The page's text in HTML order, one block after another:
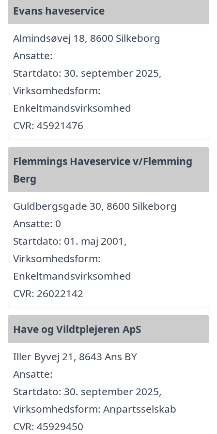
Evans haveservice
Almindsøvej 18, 8600 Silkeborg
Ansatte:
Startdato: 30. september 2025,
Virksomhedsform:
Enkeltmandsvirksomhed
CVR: 45921476
Flemmings Haveservice v/Flemming
Berg
Guldbergsgade 30, 8600 Silkeborg
Ansatte: 0
Startdato: 01. maj 2001,
Virksomhedsform:
Enkeltmandsvirksomhed
CVR: 26022142
Have og Vildtplejeren ApS
Iller Byvej 21, 8643 Ans BY
Ansatte:
Startdato: 30. september 2025,
Virksomhedsform: Anpartsselskab
CVR: 45929450